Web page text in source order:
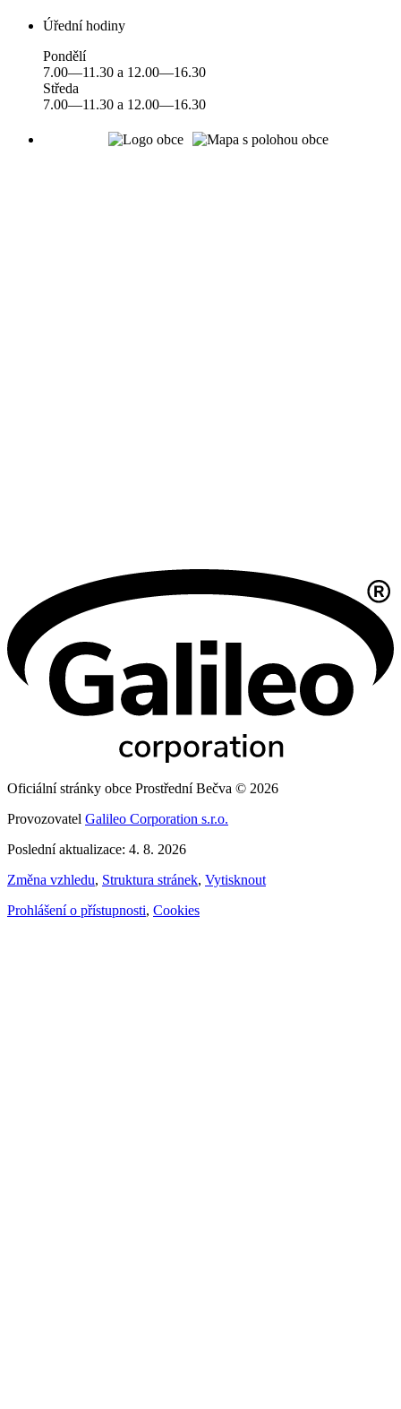
Úřední hodiny
Pondělí
7.00—11.30 a 12.00—16.30
Středa
7.00—11.30 a 12.00—16.30
Oficiální stránky obce Prostřední Bečva © 2026
Provozovatel Galileo Corporation s.r.o.
Poslední aktualizace: 4. 8. 2026
Změna vzhledu, Struktura stránek, Vytisknout
Prohlášení o přístupnosti, Cookies